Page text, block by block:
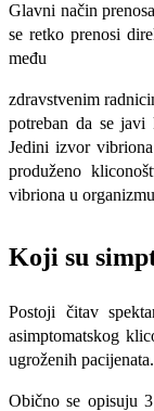
Glavni način
se retko prenosi
među
zdravstvenim
potreban da se
Jedini izvor
produženo
vibriona u
Koji su
Postoji čitav
asimptomatskog
ugroženih pacijenata.
Obično se opisuju